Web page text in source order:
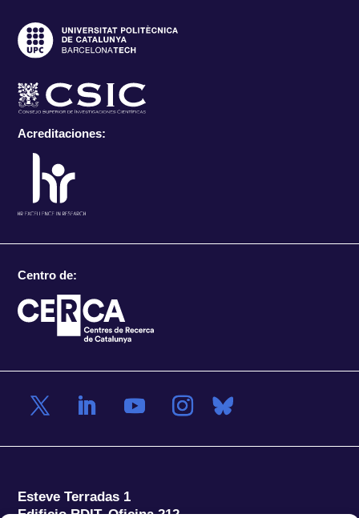
Acreditaciones:
Centro de:
Esteve Terradas 1
Edificio RDIT, Oficina 212